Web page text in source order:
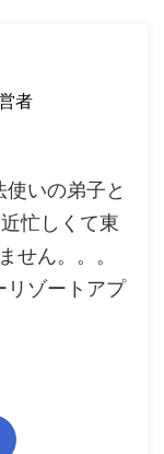
いの弟子と
忙しくて東
せん。。。
リゾートアプ